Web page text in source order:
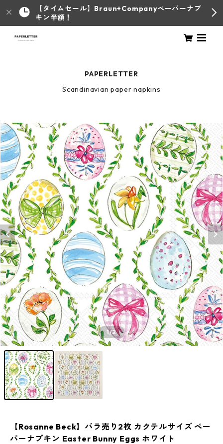
【タイムセール】Braun+Companyペーパーナプ
キン半額！
PAPERLETTER
Scandinavian paper napkins
1/2
【Rosanne Beck】バラ売り2枚 カクテルサイズ ペー
パーナプキン Easter Bunny Eggs ホワイト